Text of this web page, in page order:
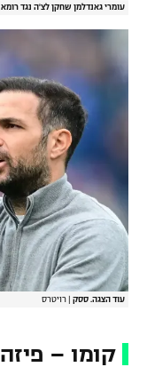
עומרי גאנדלמן שחקן לצ'ה נגד רומא
עוד הצגה. ססק רויטרס
קומו – פיזה 0:5